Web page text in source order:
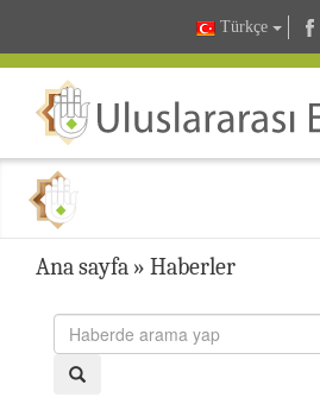
Türkçe
Ana sayfa » Haberler